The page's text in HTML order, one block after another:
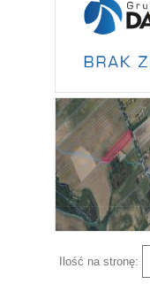
Ilość na stronę: